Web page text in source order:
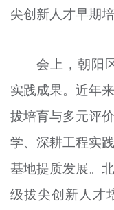
文明评论
宣传思想文化人才
专题
资料库
尖创新人才早期培
会上，朝阳
实践成果。近年
拔培育与多元评
学、深耕工程实
基地提质发展。
级拔尖创新人才